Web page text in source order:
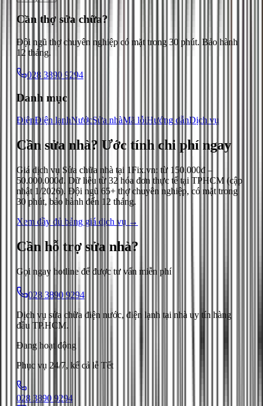
Cần thợ sửa chữa?
Đội ngũ thợ chuyên nghiệp có mặt trong 30 phút. Bảo hành
12 tháng.
028 3890 9294
Danh mục
ĐiệnĐiện lạnhNướcSửa nhàMã lỗiHướng dẫnDịch vụ
Cần sửa nhà? Ước tính chi phí ngay
Giá dịch vụ Sửa chữa nhà tại 1Fix.vn: từ 150.000đ –
50.000.000đ. Dữ liệu từ 32 hóa đơn thực tế tại TPHCM (cập
nhật 1/2026). Đội ngũ 65+ thợ chuyên nghiệp, có mặt trong
30 phút, bảo hành đến 12 tháng.
Xem đầy đủ bảng giá dịch vụ →
Cần hỗ trợ sửa nhà?
Gọi ngay hotline để được tư vấn miễn phí
028 3890 9294
Dịch vụ sửa chữa điện nước, điện lạnh tại nhà uy tín hàng
đầu TP.HCM.
Đang hoạt động
Phục vụ 24/7, kể cả lễ Tết
028 3890 9294